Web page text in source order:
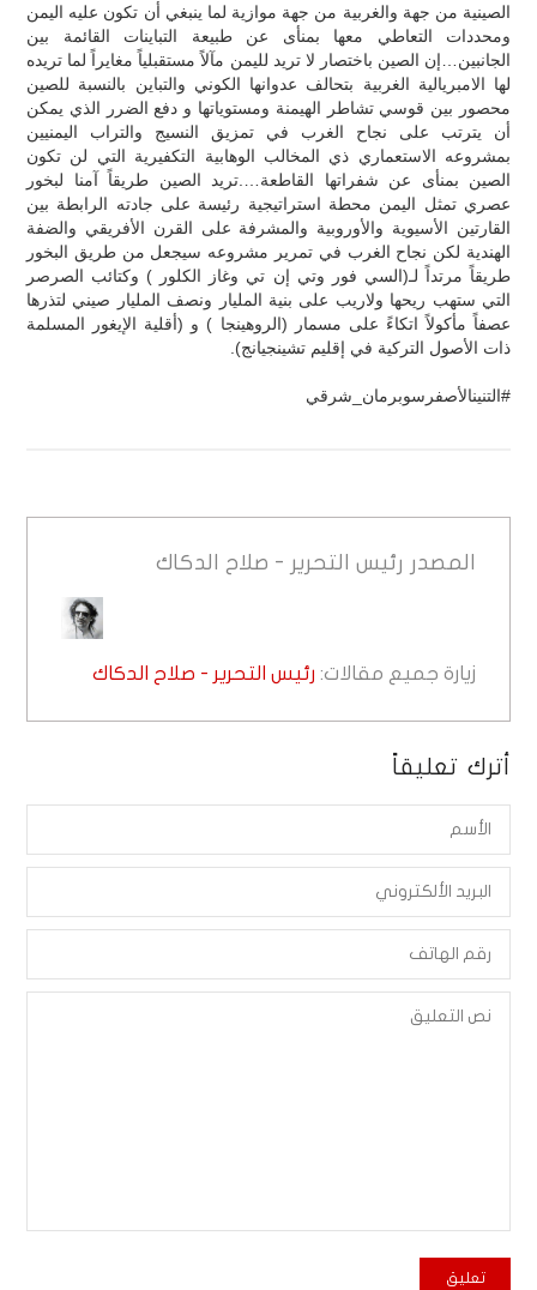
الصينية من جهة والغربية من جهة موازية لما ينبغي أن تكون عليه اليمن
ومحددات التعاطي معها بمنأى عن طبيعة التباينات القائمة بين
الجانبين…إن الصين باختصار لا تريد لليمن مآلاً مستقبلياً مغايراً لما تريده
لها الامبريالية الغربية بتحالف عدوانها الكوني والتباين بالنسبة للصين
محصور بين قوسي تشاطر الهيمنة ومستوياتها و دفع الضرر الذي يمكن
أن يترتب على نجاح الغرب في تمزيق النسيج والتراب اليمنيين
بمشروعه الاستعماري ذي المخالب الوهابية التكفيرية التي لن تكون
الصين بمنأى عن شفراتها القاطعة….تريد الصين طريقاً آمنا لبخور
عصري تمثل اليمن محطة استراتيجية رئيسة على جادته الرابطة بين
القارتين الأسيوية والأوروبية والمشرفة على القرن الأفريقي والضفة
الهندية لكن نجاح الغرب في تمرير مشروعه سيجعل من طريق البخور
طريقاً مرتداً لـ(السي فور وتي إن تي وغاز الكلور ) وكتائب الصرصر
التي ستهب ريحها ولاريب على بنية المليار ونصف المليار صيني لتذرها
عصفاً مأكولاً اتكاءً على مسمار (الروهينجا ) و (أقلية الإيغور المسلمة
ذات الأصول التركية في إقليم تشينجيانج).
#التنينالأصفرسوبرمان_شرقي
المصدر رئيس التحرير - صلاح الدكاك
زيارة جميع مقالات: رئيس التحرير - صلاح الدكاك
أترك تعليقاً